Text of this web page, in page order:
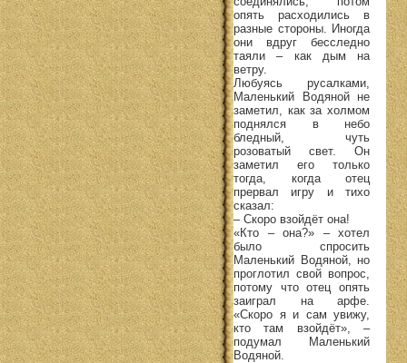
опять расходились в
разные стороны. Иногда
они вдруг бесследно
таяли – как дым на
ветру.
Любуясь русалками,
Маленький Водяной не
заметил, как за холмом
поднялся в небо
бледный, чуть
розоватый свет. Он
заметил его только
тогда, когда отец
прервал игру и тихо
сказал:
– Скоро взойдёт она!
«Кто – она?» – хотел
было спросить
Маленький Водяной, но
проглотил свой вопрос,
потому что отец опять
заиграл на арфе.
«Скоро я и сам увижу,
кто там взойдёт», –
подумал Маленький
Водяной.